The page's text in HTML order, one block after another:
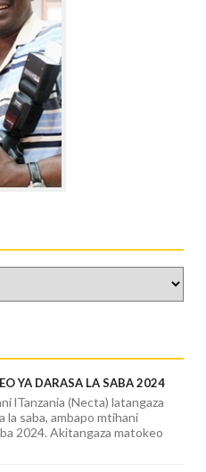
YA DARASA LA SABA 2024
lTanzania (Necta) latangaza
la saba, ambapo mtihani
2024. Akitangaza matokeo